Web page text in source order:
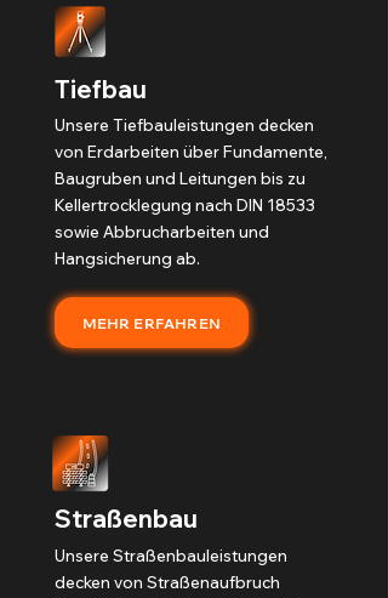
Tiefbau
Unsere Tiefbauleistungen decken
von Erdarbeiten über Fundamente,
Baugruben und Leitungen bis zu
Kellertrocklegung nach DIN 18533
sowie Abbrucharbeiten und
Hangsicherung ab.
MEHR ERFAHREN
Straßenbau
Unsere Straßenbauleistungen
decken von Straßenaufbruch